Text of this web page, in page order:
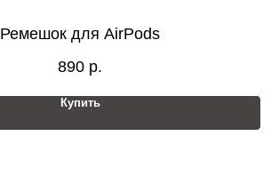
Ремешок для AirPods
890 р.
Купить